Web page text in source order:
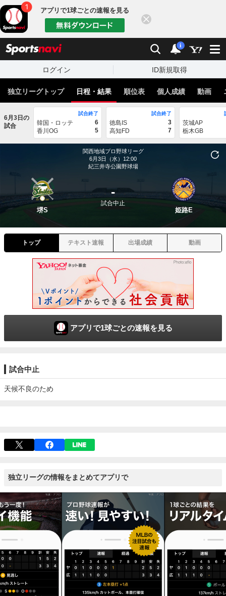
アプリで1球ごとの速報を見る
検索 通知
i
ログイン ID新規取得
独立リーグトップ 日程・結果 順位表 個人成績 動画
6月3日の
試合
試合終了
韓国・ロッテ
6
香川OG
5
試合終了
徳島IS
3
高知FD
7
茨城AP
栃木GB
関西地域プロ野球リーグ
6月3日（水）12:00
紀三井寺公園野球場
堺S
-
試合中止
姫路E
トップ テキスト速報 出場成績 動画
アプリで1球ごとの速報を見る
試合中止
天候不良のため
独立リーグの情報をまとめてアプリで